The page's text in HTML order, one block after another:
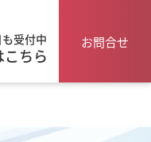
受付中
ちら
お問合せ